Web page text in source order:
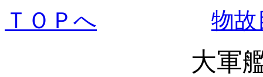
ＴＯＰへ 物故
大軍